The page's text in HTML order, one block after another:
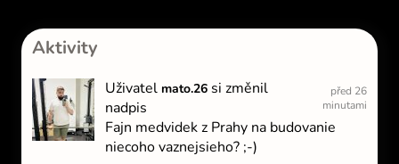
Aktivity
Uživatel mato.26 si změnil
nadpis
před 26
minutami
Fajn medvidek z Prahy na budovanie
niecoho vaznejsieho? ;-)